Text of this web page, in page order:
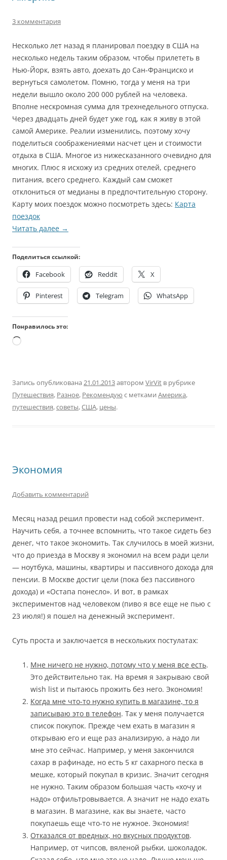
3 комментария
Несколько лет назад я планировал поездку в США на
несколько недель таким образом, чтобы прилететь в
Нью-Йорк, взять авто, доехать до Сан-Франциско и
вернуться самолетом. Помню, тогда у меня на три
недели вышло около 200 000 рублей на человека.
Вполне нескромная сумма для трехнедельного отпуска.
Через двадцать дней будет уже год, как я живу в этой
самой Америке. Реалии изменились, поэтому хочу
поделиться соображениеями насчет цен и стоимости
отдыха в США. Многое из нижесказанного очевидно для
многих. Плюс я исхожу из средних отелей, среднего
питания, всего среднего. Каждый сам сможет
отклониться от медианы в предпочтительную сторону.
Карту моих поездок можно посмотреть здесь: Карта
поездок
Читать далее →
Поделиться ссылкой:
Facebook Reddit X
Pinterest Telegram WhatsApp
Понравилось это:
Загрузка…
Запись опубликована 21.01.2013автором VirVit в рубрике
Путешествия, Разное, Рекомендую с метками Америка,
путешествия,советы,США, цены.
Экономия
Добавить комментарий
Месяц назад решил провести над собой эксперимент.
Научить себя, а точнее вспомнить, что такое сидеть без
денег, что такое экономить. Так случилось в моей жизни,
что до приезда в Москву я экономил на всем ради цели
— ноутбука, машины, квартиры и пассивного дохода для
пенсии. В Москве достиг цели (пока без пассивного
дохода) и «Остапа понесло». И вот, в рамках
экспериментов над человеком (пиво я все еще не пью с
23 июля!) я пошел на денежный эксперимент.
Суть проста и заключается в нескольких постулатах:
Мне ничего не нужно, потому что у меня все есть.
Это действительно так. На время я закрываю свой
wish list и пытаюсь прожить без него. Экономия!
Когда мне что-то нужно купить в магазине, то я
записываю это в телефон. Так у меня получается
список покупок. Прежде чем ехать в магазин я
открываю его и еще раз анализирую, а надо ли
мне это сейчас. Например, у меня закончился
сахар в рафинаде, но есть 5 кг сахарного песка в
мешке, который покупал в кризис. Значит сегодня
не нужно. Таким образом большая часть «хочу и
надо» отфильтровывается. А значит не надо ехать
в магазин. В магазине, как вы знаете, часто
покупаешь еще что-то не нужное. Экономия!
Отказался от вредных, но вкусных продуктов.
Например, от чипсов, вяленой рыбки, шоколадок.